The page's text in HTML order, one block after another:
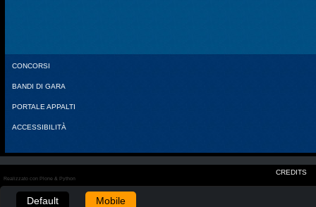
CONCORSI
BANDI DI GARA
PORTALE APPALTI
ACCESSIBILITÀ
CREDITS
Realizzato con Plone & Python
Default Mobile